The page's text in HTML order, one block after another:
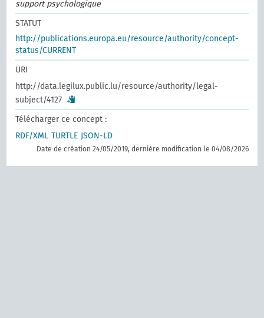
support psychologique
STATUT
http://publications.europa.eu/resource/authority/concept-
status/CURRENT
URI
http://data.legilux.public.lu/resource/authority/legal-
subject/4127
Télécharger ce concept :
RDF/XML TURTLE JSON-LD
Date de création 24/05/2019, dernière modification le 04/08/2026